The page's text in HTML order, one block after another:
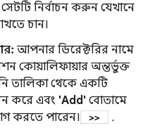
নির্বাচন করুন যেখানে
চান।
আপনার ডিরেক্টরির নামে
কোয়ালিফায়ার অন্তর্ভুক্ত
তালিকা থেকে একটি
করে এবং 'Add' বোতামে
করতে পারেন।
.